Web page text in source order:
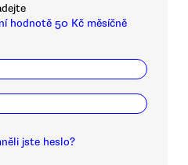
hodnotě 50 Kč měsíčně
jste heslo?